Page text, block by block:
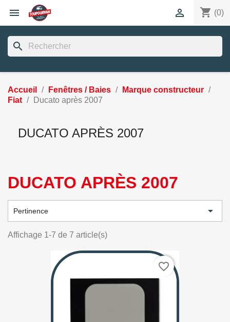
 shopping_cart (0)

search
Accueil Fenêtres / Baies
Marque constructeur
Fiat
Ducato après 2007
DUCATO APRÈS 2007
DUCATO APRÈS 2007
Pertinence 
Affichage 1-7 de 7 article(s)
favorite_border